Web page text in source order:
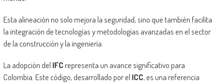
Esta alineación no solo mejora la seguridad, sino que también facilita
la integración de tecnologías y metodologías avanzadas en el sector
de la construcción y la ingeniería.
La adopción del IFCrepresenta un avance significativo para
Colombia. Este código, desarrollado por el ICC, es una referencia